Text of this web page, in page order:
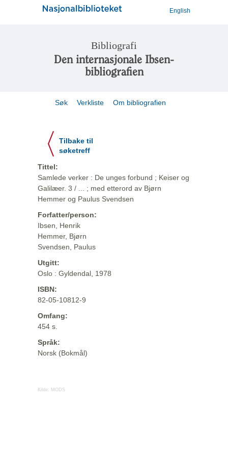
English
Bibliografi
Den internasjonale Ibsen-
bibliografien
Søk Verkliste Om bibliografien
Tilbake til
søketreff
Tittel:
Samlede verker : De unges forbund ; Keiser og
Galilæer. 3 / ... ; med etterord av Bjørn
Hemmer og Paulus Svendsen
Forfatter/person:
Ibsen, Henrik
Hemmer, Bjørn
Svendsen, Paulus
Utgitt:
Oslo : Gyldendal, 1978
ISBN:
82-05-10812-9
Omfang:
454 s.
Språk:
Norsk (Bokmål)
Kilde: MODS